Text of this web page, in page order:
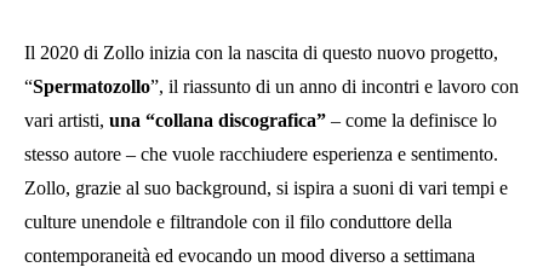
Il 2020 di Zollo inizia con la nascita di questo nuovo progetto,
“Spermatozollo”, il riassunto di un anno di incontri e lavoro con
vari artisti, una “collana discografica” – come la definisce lo
stesso autore – che vuole racchiudere esperienza e sentimento.
Zollo, grazie al suo background, si ispira a suoni di vari tempi e
culture unendole e filtrandole con il filo conduttore della
contemporaneità ed evocando un mood diverso a settimana